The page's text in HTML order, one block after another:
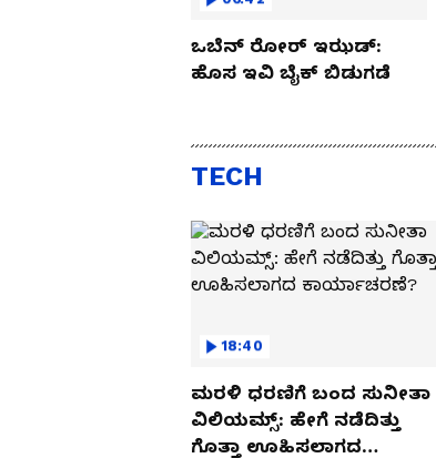
ಒಬೆನ್ ರೋರ್ ಇಝಡ್:
ಹೊಸ ಇವಿ ಬೈಕ್ ಬಿಡುಗಡೆ
TECH
18:40
ಮರಳಿ ಧರಣಿಗೆ ಬಂದ ಸುನೀತಾ
ವಿಲಿಯಮ್ಸ್: ಹೇಗೆ ನಡೆದಿತ್ತು
ಗೊತ್ತಾ ಊಹಿಸಲಾಗದ